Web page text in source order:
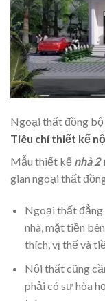
Ngoại thất đồng
Tiêu chí thiết kế
Mẫu thiết kế nhà 2
gian ngoại thất
Ngoại thất đẳng
nhà, mặt tiền
thích, vị thế và
Nội thất cũng
phải có sự hòa